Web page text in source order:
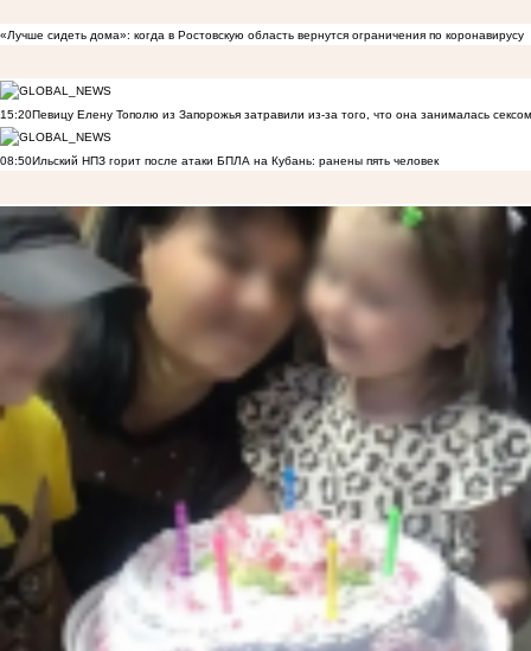
«Лучше сидеть дома»: когда в Ростовскую область вернутся ограничения по коронавирусу
15:20Певицу Елену Тополю из Запорожья затравили из-за того, что она занималась
08:50Ильский НПЗ горит после атаки БПЛА на Кубань: ранены пять человек